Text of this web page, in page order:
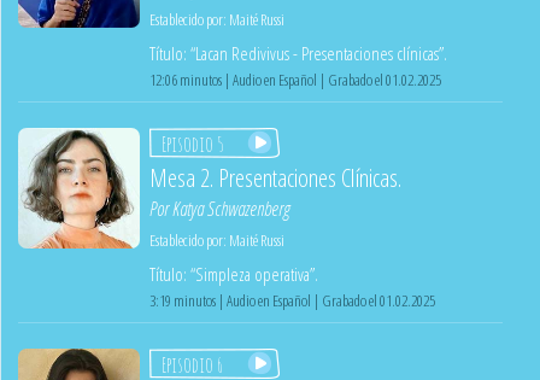
Establecido por: Maité Russi
Título: “Lacan Redivivus - Presentaciones clínicas”.
12:06 minutos | Audio en Español | Grabado el 01.02.2025
Episodio 5
Mesa 2. Presentaciones Clínicas.
PorKatya Schwazenberg
Establecido por: Maité Russi
Título: “Simpleza operativa”.
3:19 minutos | Audio en Español | Grabado el 01.02.2025
Episodio 6